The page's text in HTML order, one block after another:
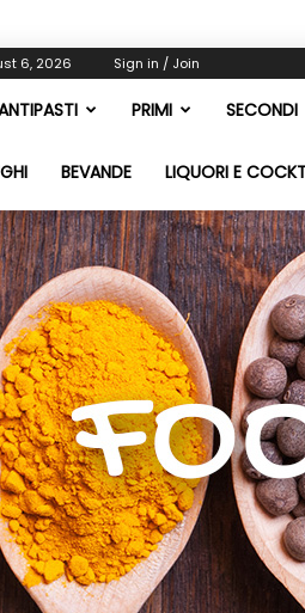
6, 2026 Sign in / Join
PRIMI SECONDI
BEVANDE LIQUORI E